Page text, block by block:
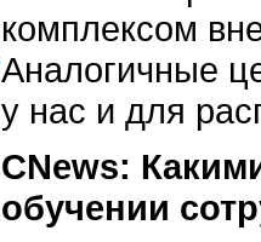
комплексом
Аналогичные
у нас и для
CNews:
обучении